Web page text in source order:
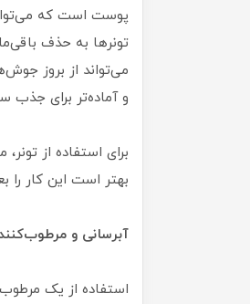
پوست است که
تونرها به حذف
می‌تواند از بروز
و آماده‌تر برای جذب
برای استفاده از
بهتر است این کار را
آبرسانی و
استفاده از یک